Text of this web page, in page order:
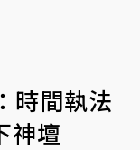
時間執法
神壇